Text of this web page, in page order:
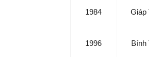
1984 Giáp
1996 Bính